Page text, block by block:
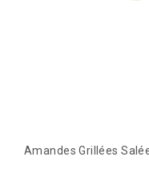
Amandes Grillées